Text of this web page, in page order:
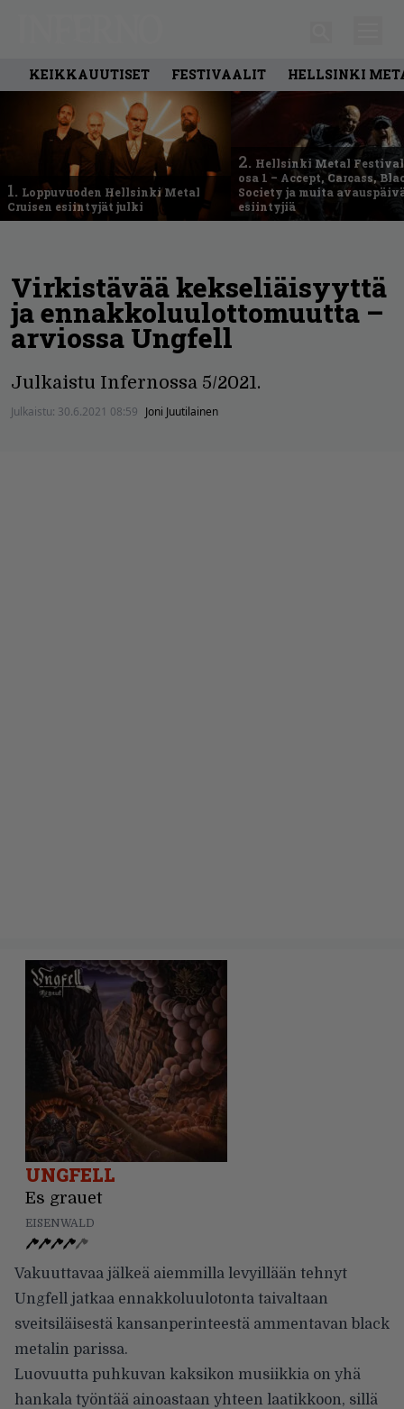
KEIKKAUUTISET FESTIVAALIT HELLSINKI
1. Loppuvuoden Hellsinki Metal
Cruisen esiintyjät julki
2. Hellsinki Metal
osa 1 – Accept, Carcass,
Society ja muita
esiintyjiä
Virkistävää kekseliäisyyttä
ja ennakkoluulottomuutta –
arviossa Ungfell
Julkaistu Infernossa 5/2021.
Julkaistu: 30.6.2021 08:59 Joni Juutilainen
UNGFELL
Es grauet
EISENWALD
Vakuuttavaa jälkeä aiemmilla levyillään tehnyt
Ungfell jatkaa ennakkoluulotonta taivaltaan
sveitsiläisestä kansanperinteestä ammentavan black
metalin parissa.
Luovuutta puhkuvan kaksikon musiikkia on yhä
hankala työntää ainoastaan yhteen laatikkoon, sillä